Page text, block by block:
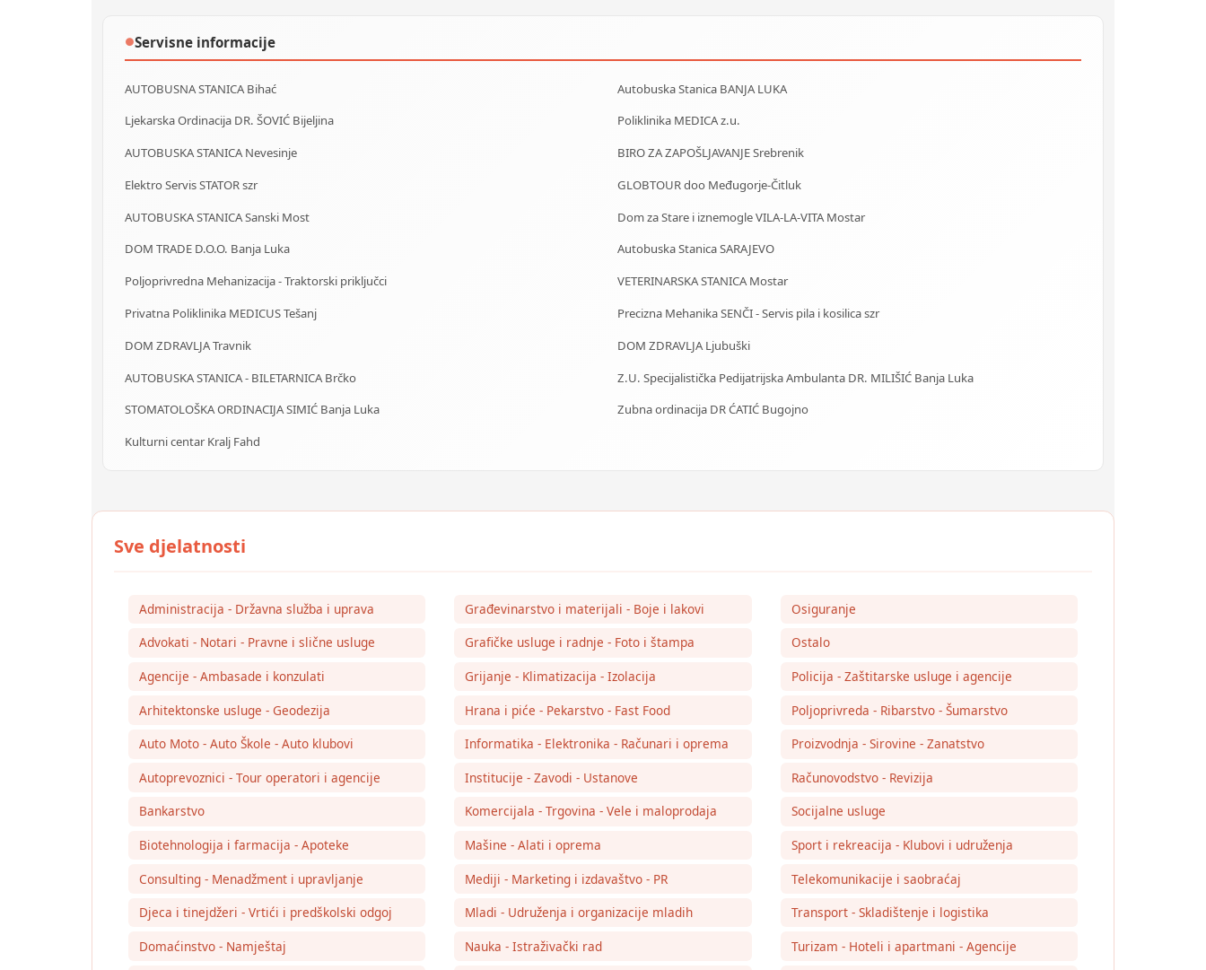
●Servisne informacije
AUTOBUSNA STANICA Bihać
Autobuska Stanica BANJA LUKA
Ljekarska Ordinacija DR. ŠOVIĆ Bijeljina
Poliklinika MEDICA z.u.
AUTOBUSKA STANICA Nevesinje
BIRO ZA ZAPOŠLJAVANJE Srebrenik
Elektro Servis STATOR szr
GLOBTOUR doo Međugorje-Čitluk
AUTOBUSKA STANICA Sanski Most
Dom za Stare i iznemogle VILA-LA-VITA Mostar
DOM TRADE D.O.O. Banja Luka
Autobuska Stanica SARAJEVO
Poljoprivredna Mehanizacija - Traktorski priključci
VETERINARSKA STANICA Mostar
Privatna Poliklinika MEDICUS Tešanj
Precizna Mehanika SENČI - Servis pila i kosilica szr
DOM ZDRAVLJA Travnik
DOM ZDRAVLJA Ljubuški
AUTOBUSKA STANICA - BILETARNICA Brčko
Z.U. Specijalistička Pedijatrijska Ambulanta DR. MILIŠIĆ Banja Luka
STOMATOLOŠKA ORDINACIJA SIMIĆ Banja Luka
Zubna ordinacija DR ĆATIĆ Bugojno
Kulturni centar Kralj Fahd
Administracija - Državna služba i uprava
Advokati - Notari - Pravne i slične usluge
Agencije - Ambasade i konzulati
Arhitektonske usluge - Geodezija
Auto Moto - Auto Škole - Auto klubovi
Autoprevoznici - Tour operatori i agencije
Bankarstvo
Biotehnologija i farmacija - Apoteke
Consulting - Menadžment i upravljanje
Djeca i tinejdžeri - Vrtići i predškolski odgoj
Domaćinstvo - Namještaj
Građevinarstvo i materijali - Boje i lakovi
Grafičke usluge i radnje - Foto i štampa
Grijanje - Klimatizacija - Izolacija
Hrana i piće - Pekarstvo - Fast Food
Informatika - Elektronika - Računari i oprema
Institucije - Zavodi - Ustanove
Komercijala - Trgovina - Vele i maloprodaja
Mašine - Alati i oprema
Mediji - Marketing i izdavaštvo - PR
Mladi - Udruženja i organizacije mladih
Nauka - Istraživački rad
Osiguranje
Ostalo
Policija - Zaštitarske usluge i agencije
Poljoprivreda - Ribarstvo - Šumarstvo
Proizvodnja - Sirovine - Zanatstvo
Računovodstvo - Revizija
Socijalne usluge
Sport i rekreacija - Klubovi i udruženja
Telekomunikacije i saobraćaj
Transport - Skladištenje i logistika
Turizam - Hoteli i apartmani - Agencije